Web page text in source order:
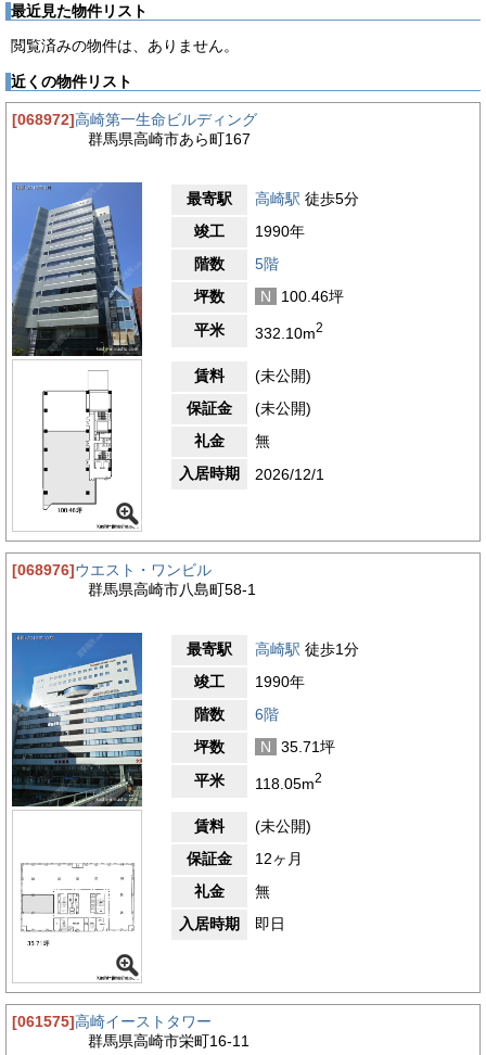
最近見た物件リスト
閲覧済みの物件は、ありません。
近くの物件リスト
[068972]高崎第一生命ビルディング
群馬県高崎市あら町167
最寄駅 高崎駅 徒歩5分
竣工
1990年
階数
5階
坪数
N
100.46坪
平米
332.10m2
賃料
(未公開)
保証金
(未公開)
礼金
無
入居時期
2026/12/1
[068976]ウエスト・ワンビル
群馬県高崎市八島町58-1
最寄駅 高崎駅 徒歩1分
竣工
1990年
階数
6階
坪数
N
35.71坪
平米
118.05m2
賃料
(未公開)
保証金
12ヶ月
礼金
無
入居時期
即日
[061575]高崎イーストタワー
群馬県高崎市栄町16-11